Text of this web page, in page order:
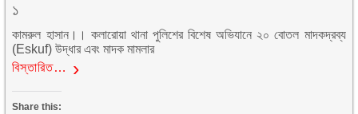
১
কামরুল হাসান।। কলারোয়া থানা পুলিশের বিশেষ অভিযানে ২০ বোতল মাদকদ্রব্য
(Eskuf) উদ্ধার এবং মাদক মামলার
বিস্তারিত…
Share this: